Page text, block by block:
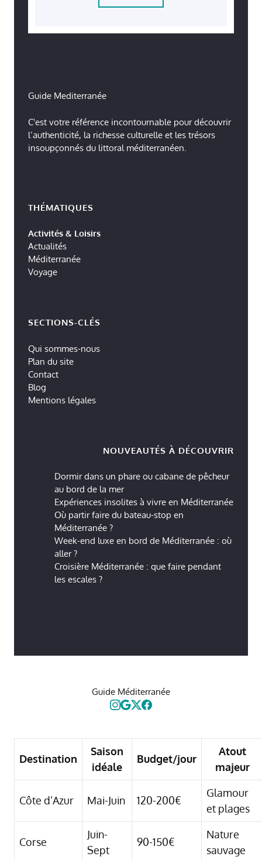
Guide Mediterranée
C'est votre référence incontournable pour découvrir
l’authenticité, la richesse culturelle et les trésors
insoupçonnés du littoral méditerranéen.
THÉMATIQUES
Activités & Loisirs
Actualités
Méditerranée
Voyage
SECTIONS-CLÉS
Qui sommes-nous
Plan du site
Contact
Blog
Mentions légales
NOUVEAUTÉS À DÉCOUVRIR
Dormir dans un phare ou cabane de pêcheur
au bord de la mer
Expériences insolites à vivre en Méditerranée
Où partir faire du bateau-stop en
Méditerranée ?
Week-end luxe en bord de Méditerranée : où
aller ?
Croisière Méditerranée : que faire pendant
les escales ?
Guide Méditerranée
Destination
Saison
idéale
Budget/jour
Atout
majeur
Côte d’Azur Mai-Juin 120-200€
Glamour
et plages
Corse
Juin-
Sept
90-150€
Nature
sauvage